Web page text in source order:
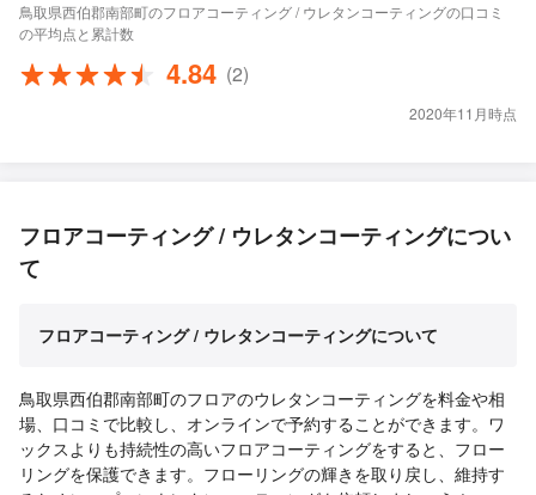
鳥取県西伯郡南部町のフロアコーティング / ウレタンコーティングの口コミ
の平均点と累計数
4.84 (2)
2020年11月時点
フロアコーティング / ウレタンコーティングについ
て
フロアコーティング / ウレタンコーティングについて
鳥取県西伯郡南部町のフロアのウレタンコーティングを料金や相
場、口コミで比較し、オンラインで予約することができます。ワ
ックスよりも持続性の高いフロアコーティングをすると、フロー
リングを保護できます。フローリングの輝きを取り戻し、維持す